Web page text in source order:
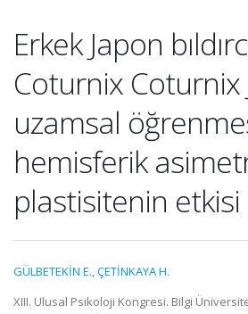
Erkek Japon
Coturnix Coturnix
uzamsal
hemisferik
plastisitenin etkisi
GÜLBETEKİN E.,ÇETİNKAYA H.
XIII. Ulusal Psikoloji Kongresi. Bilgi